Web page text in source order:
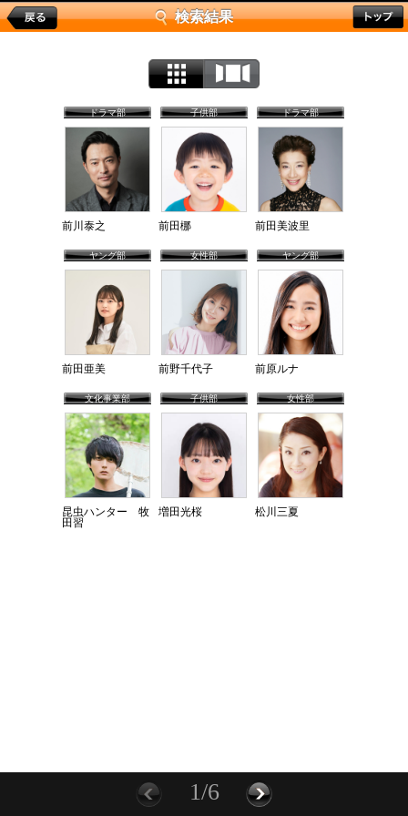
検索結果
ドラマ部
前川泰之
子供部
前田梛
ドラマ部
前田美波里
ヤング部
前田亜美
女性部
前野千代子
ヤング部
前原ルナ
文化事業部
昆虫ハンター 牧
田習
子供部
増田光桜
女性部
松川三夏
1/6
次へ